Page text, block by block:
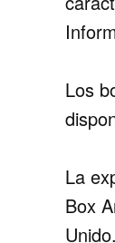
Los
La
Box
Unido.